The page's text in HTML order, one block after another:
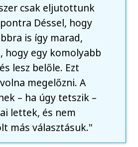
csak eljutottunk
Déssel, hogy
is így marad,
hogy egy komolyabb
lesz belőle. Ezt
megelőzni. A
– ha úgy tetszik –
lettek, és nem
más választásuk."